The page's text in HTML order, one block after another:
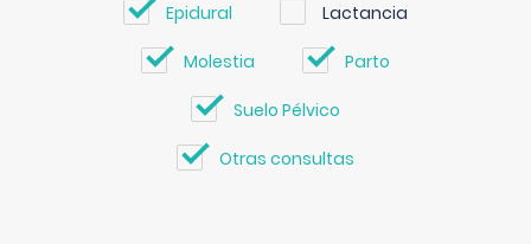
Epidural Lactancia
Molestia Parto
Suelo Pélvico
Otras consultas